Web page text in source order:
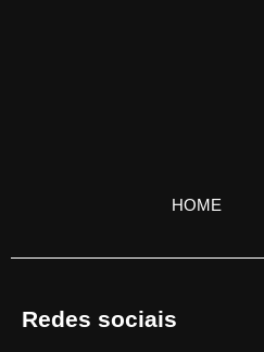
HOME
Redes sociais